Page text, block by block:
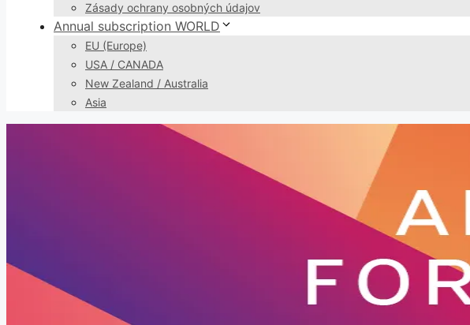
Zásady ochrany osobných údajov
Annual subscription WORLD
EU (Europe)
USA / CANADA
New Zealand / Australia
Asia